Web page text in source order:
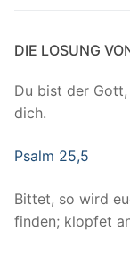
DIE LOSUNG
Du bist der
dich.
Psalm 25,5
Bittet, so wird
finden; klopfet